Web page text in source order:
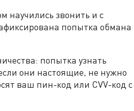
научились звонить и с
попытка обмана
попытка узнать
они настоящие, не нужно
ваш пин-код или CVV-код с